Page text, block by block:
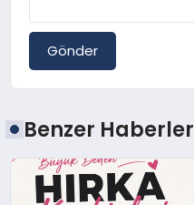
Gönder
Benzer Haberler